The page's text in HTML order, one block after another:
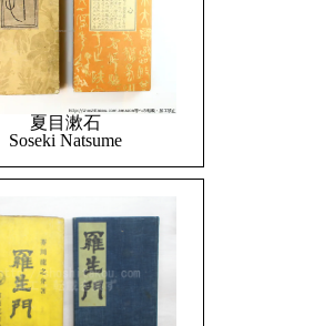
夏目漱石
Soseki Natsume